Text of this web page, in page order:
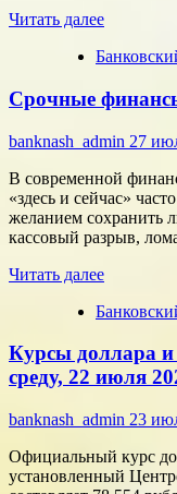
Читать далееПрочитать
о
за
внимание:
как
удивить
с
помощью
Срочные
banknash_admin 27
В современной
«здесь и сейчас»
желанием сохранить
кассовый разрыв,
Читать далееПрочитать
о
финансы:
скорость
против
переплат
Курсы доллара
среду, 22 июля
banknash_admin 23
Официальный курс
установленный